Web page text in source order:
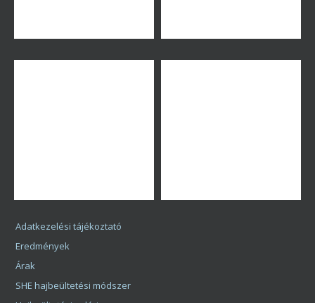
Adatkezelési tájékoztató
Eredmények
Árak
SHE hajbeültetési módszer